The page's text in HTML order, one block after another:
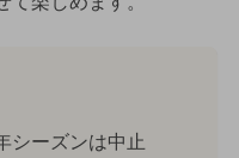
シーズンは中止